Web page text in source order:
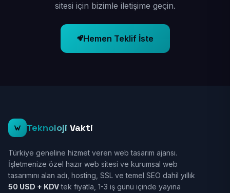
sitesi için bizimle iletişime geçin.
Hemen Teklif İste
Teknoloji Vakti
Türkiye geneline hizmet veren web tasarım ajansı.
İşletmenize özel hazır web sitesi ve kurumsal web
tasarımını alan adı, hosting, SSL ve temel SEO dahil yıllık
50 USD + KDVtek fiyatla, 1-3 iş günü içinde yayına